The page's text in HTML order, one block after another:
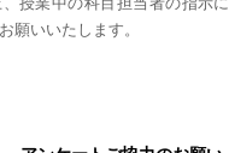
願いいたします。